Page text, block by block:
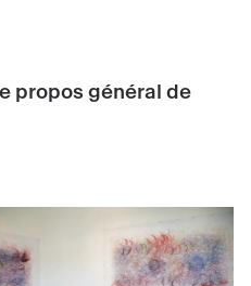
propos général de